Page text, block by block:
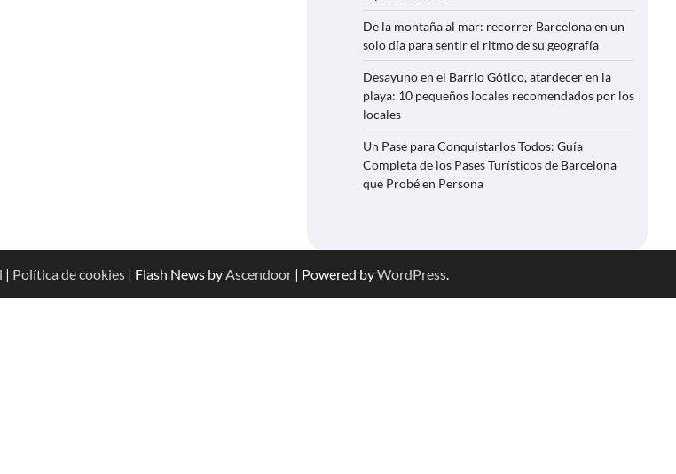
De la montaña al mar: recorrer Barcelona en un
solo día para sentir el ritmo de su geografía
Desayuno en el Barrio Gótico, atardecer en la
playa: 10 pequeños locales recomendados por los
locales
Un Pase para Conquistarlos Todos: Guía
Completa de los Pases Turísticos de Barcelona
que Probé en Persona
| Política de cookies| Flash News byAscendoor| Powered byWordPress.